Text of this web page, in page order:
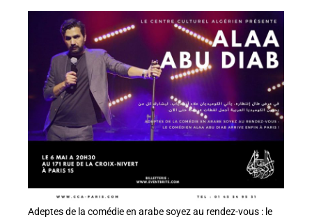
Adeptes de la comédie en arabe soyez au rendez-vous : le